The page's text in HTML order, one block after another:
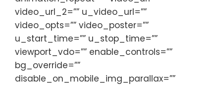
video_url_2=”” u_video_url=””
video_opts=”” video_poster=””
u_start_time=”” u_stop_time=””
viewport_vdo=”” enable_controls=””
bg_override=””
disable_on_mobile_img_parallax=””